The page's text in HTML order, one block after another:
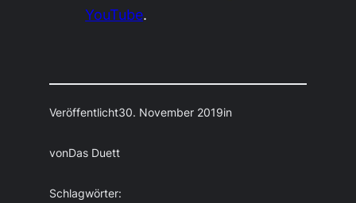
YouTube.
Veröffentlicht30. November 2019in
vonDas Duett
Schlagwörter: